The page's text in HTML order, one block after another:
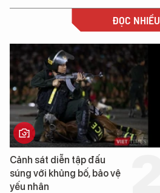
ĐỌC NHIỀU
Trung Quốc phát hiện “mỏ
cao su tự nhiên” từ một
loài cỏ dại mọc trên đất